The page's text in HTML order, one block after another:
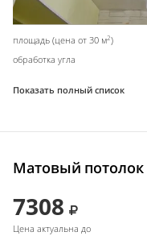
площадь (цена от 30 м2)
обработка угла
Показать полный список
Матовый
7308
Цена актуальна до